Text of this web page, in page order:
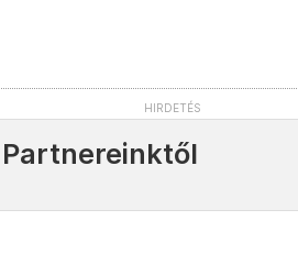
Partnereinktől